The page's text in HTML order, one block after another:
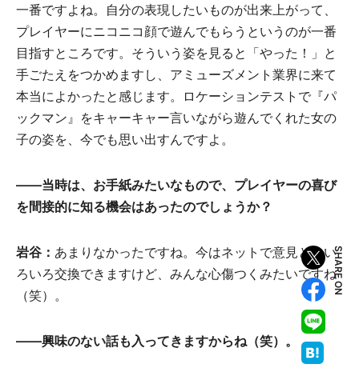
一番ですよね。自分の表現したいものが出来上がって、
プレイヤーにニコニコ顔で遊んでもらうというのが一番
目指すところです。そういう姿を見ると「やった！」と
手ごたえをつかめますし、アミューズメント業界に来て
本当によかったと感じます。ロケーションテストで『パ
ックマン』をキャーキャー言いながら遊んでくれた女の
子の姿を、今でも思い出すんですよ。
――当時は、お手紙みたいなもので、プレイヤーの喜び
を間接的に知る機会はあったのでしょうか？
岩谷： あまりなかったですね。今はネットで意見とかい
ろいろ交換できますけど、みんな心傷つくみたいですね
（笑）。
――興味のない話も入ってきますからね（笑）。
SHARE ON